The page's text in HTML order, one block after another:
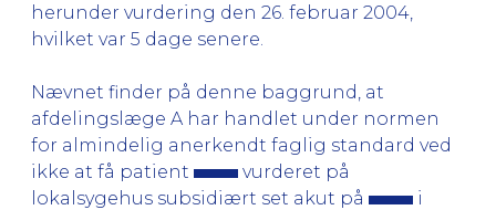
herunder vurdering den 26. februar 2004,
hvilket var 5 dage senere.
Nævnet finder på denne baggrund, at
afdelingslæge A har handlet under normen
for almindelig anerkendt faglig standard ved
ikke at få patient
vurderet på
lokalsygehus subsidiært set akut på
i